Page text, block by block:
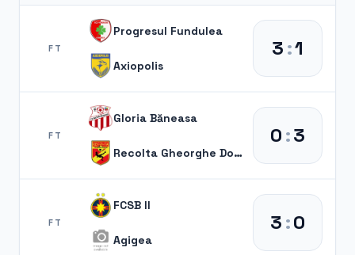
FT
Progresul Fundulea
Axiopolis
3:1
FT
Gloria Băneasa
Recolta Gheorghe Doja
0:3
FT
FCSB II
Agigea
3:0